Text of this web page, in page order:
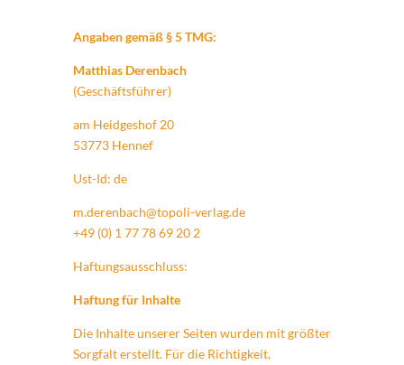
Angaben gemäß § 5 TMG:
Matthias Derenbach
(Geschäftsführer)
am Heidgeshof 20
53773 Hennef
Ust-Id: de
m.derenbach@topoli-verlag.de
+49 (0) 1 77 78 69 20 2
Haftungsausschluss:
Haftung für Inhalte
Die Inhalte unserer Seiten wurden mit größter
Sorgfalt erstellt. Für die Richtigkeit,